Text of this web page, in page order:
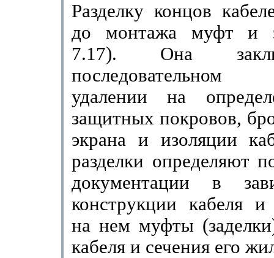
Разделку концов
до монтажа муфт и
7.17). Она
последовательном
удалении на
защитных покровов,
экрана и изоляции
разделки определяют
документации в
конструкции ка­беля
на нем муфты
кабеля и сечения его